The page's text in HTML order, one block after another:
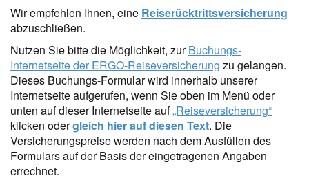
Wir empfehlen Ihnen, eine Reiserücktrittsversicherung
abzuschließen.
Nutzen Sie bitte die Möglichkeit, zurBuchungs-
Internetseite der ERGO-Reiseversicherung zu gelangen.
Dieses Buchungs-Formular wird innerhalb unserer
Internetseite aufgerufen, wenn Sie oben im Menü oder
unten auf dieser Internetseite auf„Reiseversicherung“
klicken odergleich hier auf diesen Text. Die
Versicherungspreise werden nach dem Ausfüllen des
Formulars auf der Basis der eingetragenen Angaben
errechnet.